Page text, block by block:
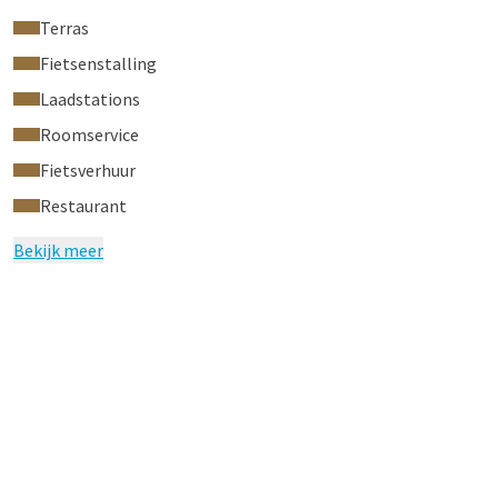
dit hotel. Mocht u in uw hotelkamer roken dan zijn wij
genoodzaakt onmiddellijk extra kosten (€250,-) in
rekening te brengen.
Terras
Fietsenstalling
Laadstations
Roomservice
Fietsverhuur
Restaurant
Bekijk meer